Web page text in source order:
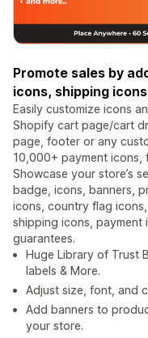
Promote sales by
icons, shipping
Easily customize icons
Shopify cart page/cart
page, footer or any
10,000+ payment icons,
Showcase your store’s
badge, icons, banners,
icons, country flag
shipping icons, payment
guarantees.
Huge Library of Trust
labels & More.
Adjust size, font, and
Add banners to
your store.